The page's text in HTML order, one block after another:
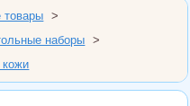
товары
>
наборы
>
кожи